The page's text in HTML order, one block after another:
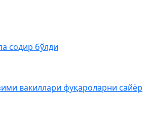
содир бўлди
вакиллари фуқароларни сайёр